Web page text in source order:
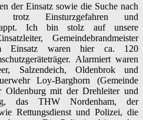
der Einsatz sowie die Suche nach
trotz Einsturzgefahren und
Ich bin stolz auf unsere
Gemeindebrandmeister
Einsatz waren hier ca. 120
Alarmiert waren
Salzendeich, Oldenbrok und
Loy-Barghorn (Gemeinde
Oldenburg mit der Drehleiter und
das THW Nordenham, der
Rettungsdienst und Polizei, die